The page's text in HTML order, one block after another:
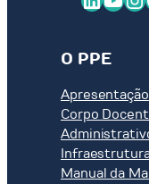
O PPE
Apresentação
Corpo
Manual da